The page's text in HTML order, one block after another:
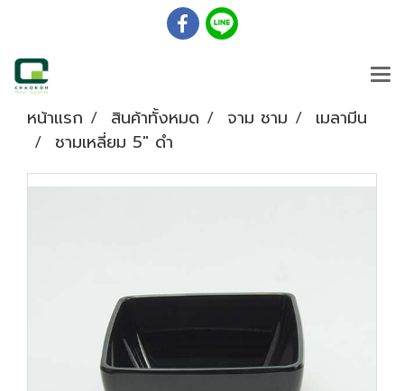
หน้าแรก สินค้าทั้งหมด จาม ชาม
เมลามีน
ชามเหลี่ยม 5" ดำ